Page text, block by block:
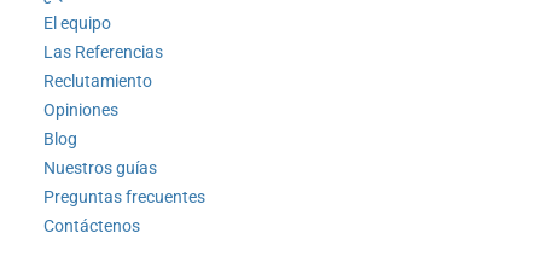
El equipo
Las Referencias
Reclutamiento
Opiniones
Blog
Nuestros guías
Preguntas frecuentes
Contáctenos